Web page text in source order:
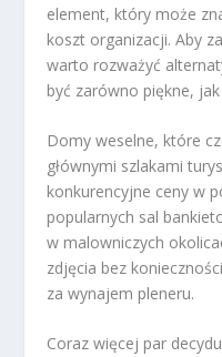
element, który może
koszt organizacji. Aby
warto rozważyć
być zarówno piękne,
Domy weselne, które
głównymi szlakami
konkurencyjne ceny w
popularnych sal
w malowniczych
zdjęcia bez
za wynajem pleneru.
Coraz więcej par